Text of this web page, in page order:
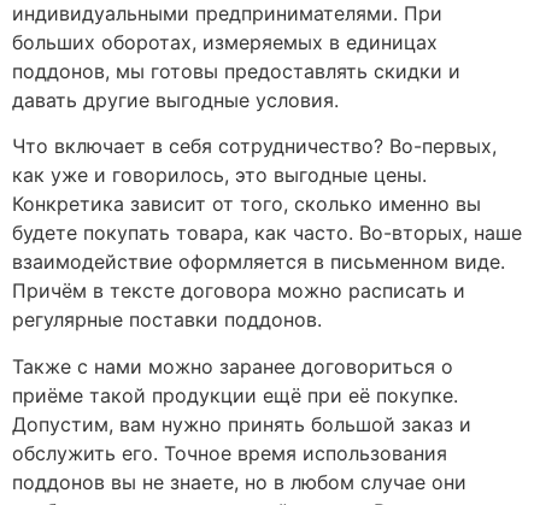
индивидуальными предпринимателями. При
больших оборотах, измеряемых в единицах
поддонов, мы готовы предоставлять скидки и
давать другие выгодные условия.
Что включает в себя сотрудничество? Во-первых,
как уже и говорилось, это выгодные цены.
Конкретика зависит от того, сколько именно вы
будете покупать товара, как часто. Во-вторых, наше
взаимодействие оформляется в письменном виде.
Причём в тексте договора можно расписать и
регулярные поставки поддонов.
Также с нами можно заранее договориться о
приёме такой продукции ещё при её покупке.
Допустим, вам нужно принять большой заказ и
обслужить его. Точное время использования
поддонов вы не знаете, но в любом случае они